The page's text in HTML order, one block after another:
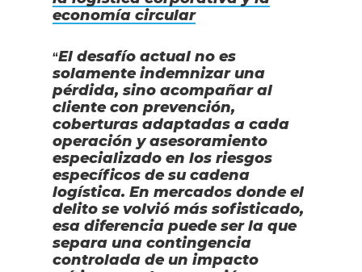
economía circular
“El desafío actual no es
solamente indemnizar una
pérdida, sino acompañar al
cliente con prevención,
coberturas adaptadas a cada
operación y asesoramiento
especializado en los riesgos
específicos de su cadena
logística. En mercados donde el
delito se volvió más sofisticado,
esa diferencia puede ser la que
separa una contingencia
controlada de un impacto